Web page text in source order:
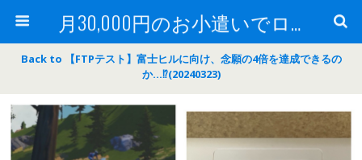
月30,000円のお小遣いでロードバイク
Back to 【FTPテスト】富士ヒルに向け、念願の4倍を達成できるの
か…⁉(20240323)